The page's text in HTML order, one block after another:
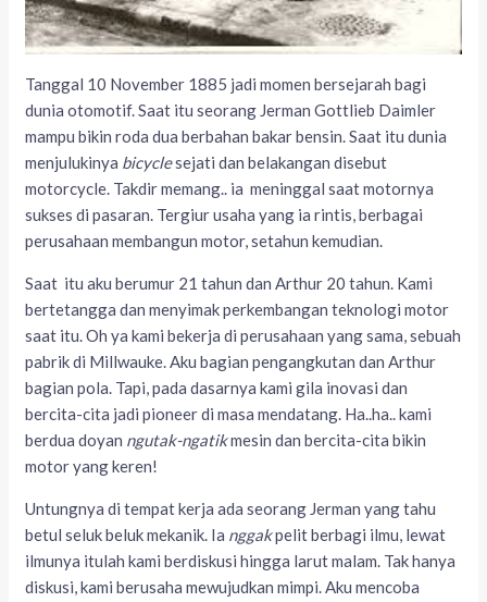
Tanggal 10 November 1885 jadi momen bersejarah bagi
dunia otomotif. Saat itu seorang Jerman Gottlieb Daimler
mampu bikin roda dua berbahan bakar bensin. Saat itu dunia
menjulukinya bicyclesejati dan belakangan disebut
motorcycle. Takdir memang.. ia meninggal saat motornya
sukses di pasaran. Tergiur usaha yang ia rintis, berbagai
perusahaan membangun motor, setahun kemudian.
Saat itu aku berumur 21 tahun dan Arthur 20 tahun. Kami
bertetangga dan menyimak perkembangan teknologi motor
saat itu. Oh ya kami bekerja di perusahaan yang sama, sebuah
pabrik di Millwauke. Aku bagian pengangkutan dan Arthur
bagian pola. Tapi, pada dasarnya kami gila inovasi dan
bercita-cita jadi pioneer di masa mendatang. Ha..ha.. kami
berdua doyan ngutak-ngatikmesin dan bercita-cita bikin
motor yang keren!
Untungnya di tempat kerja ada seorang Jerman yang tahu
betul seluk beluk mekanik. Ia nggakpelit berbagi ilmu, lewat
ilmunya itulah kami berdiskusi hingga larut malam. Tak hanya
diskusi, kami berusaha mewujudkan mimpi. Aku mencoba